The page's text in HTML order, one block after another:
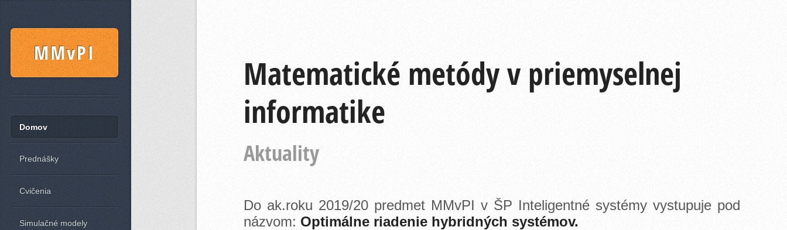
Matematické metódy v priemyselnej
informatike
Aktuality
Do ak.roku 2019/20 predmet MMvPI v ŠP Inteligentné systémy vystupuje pod
názvom: Optimálne riadenie hybridných systémov.
MMvPI
Domov
Prednášky
Cvičenia
Simulačné modely